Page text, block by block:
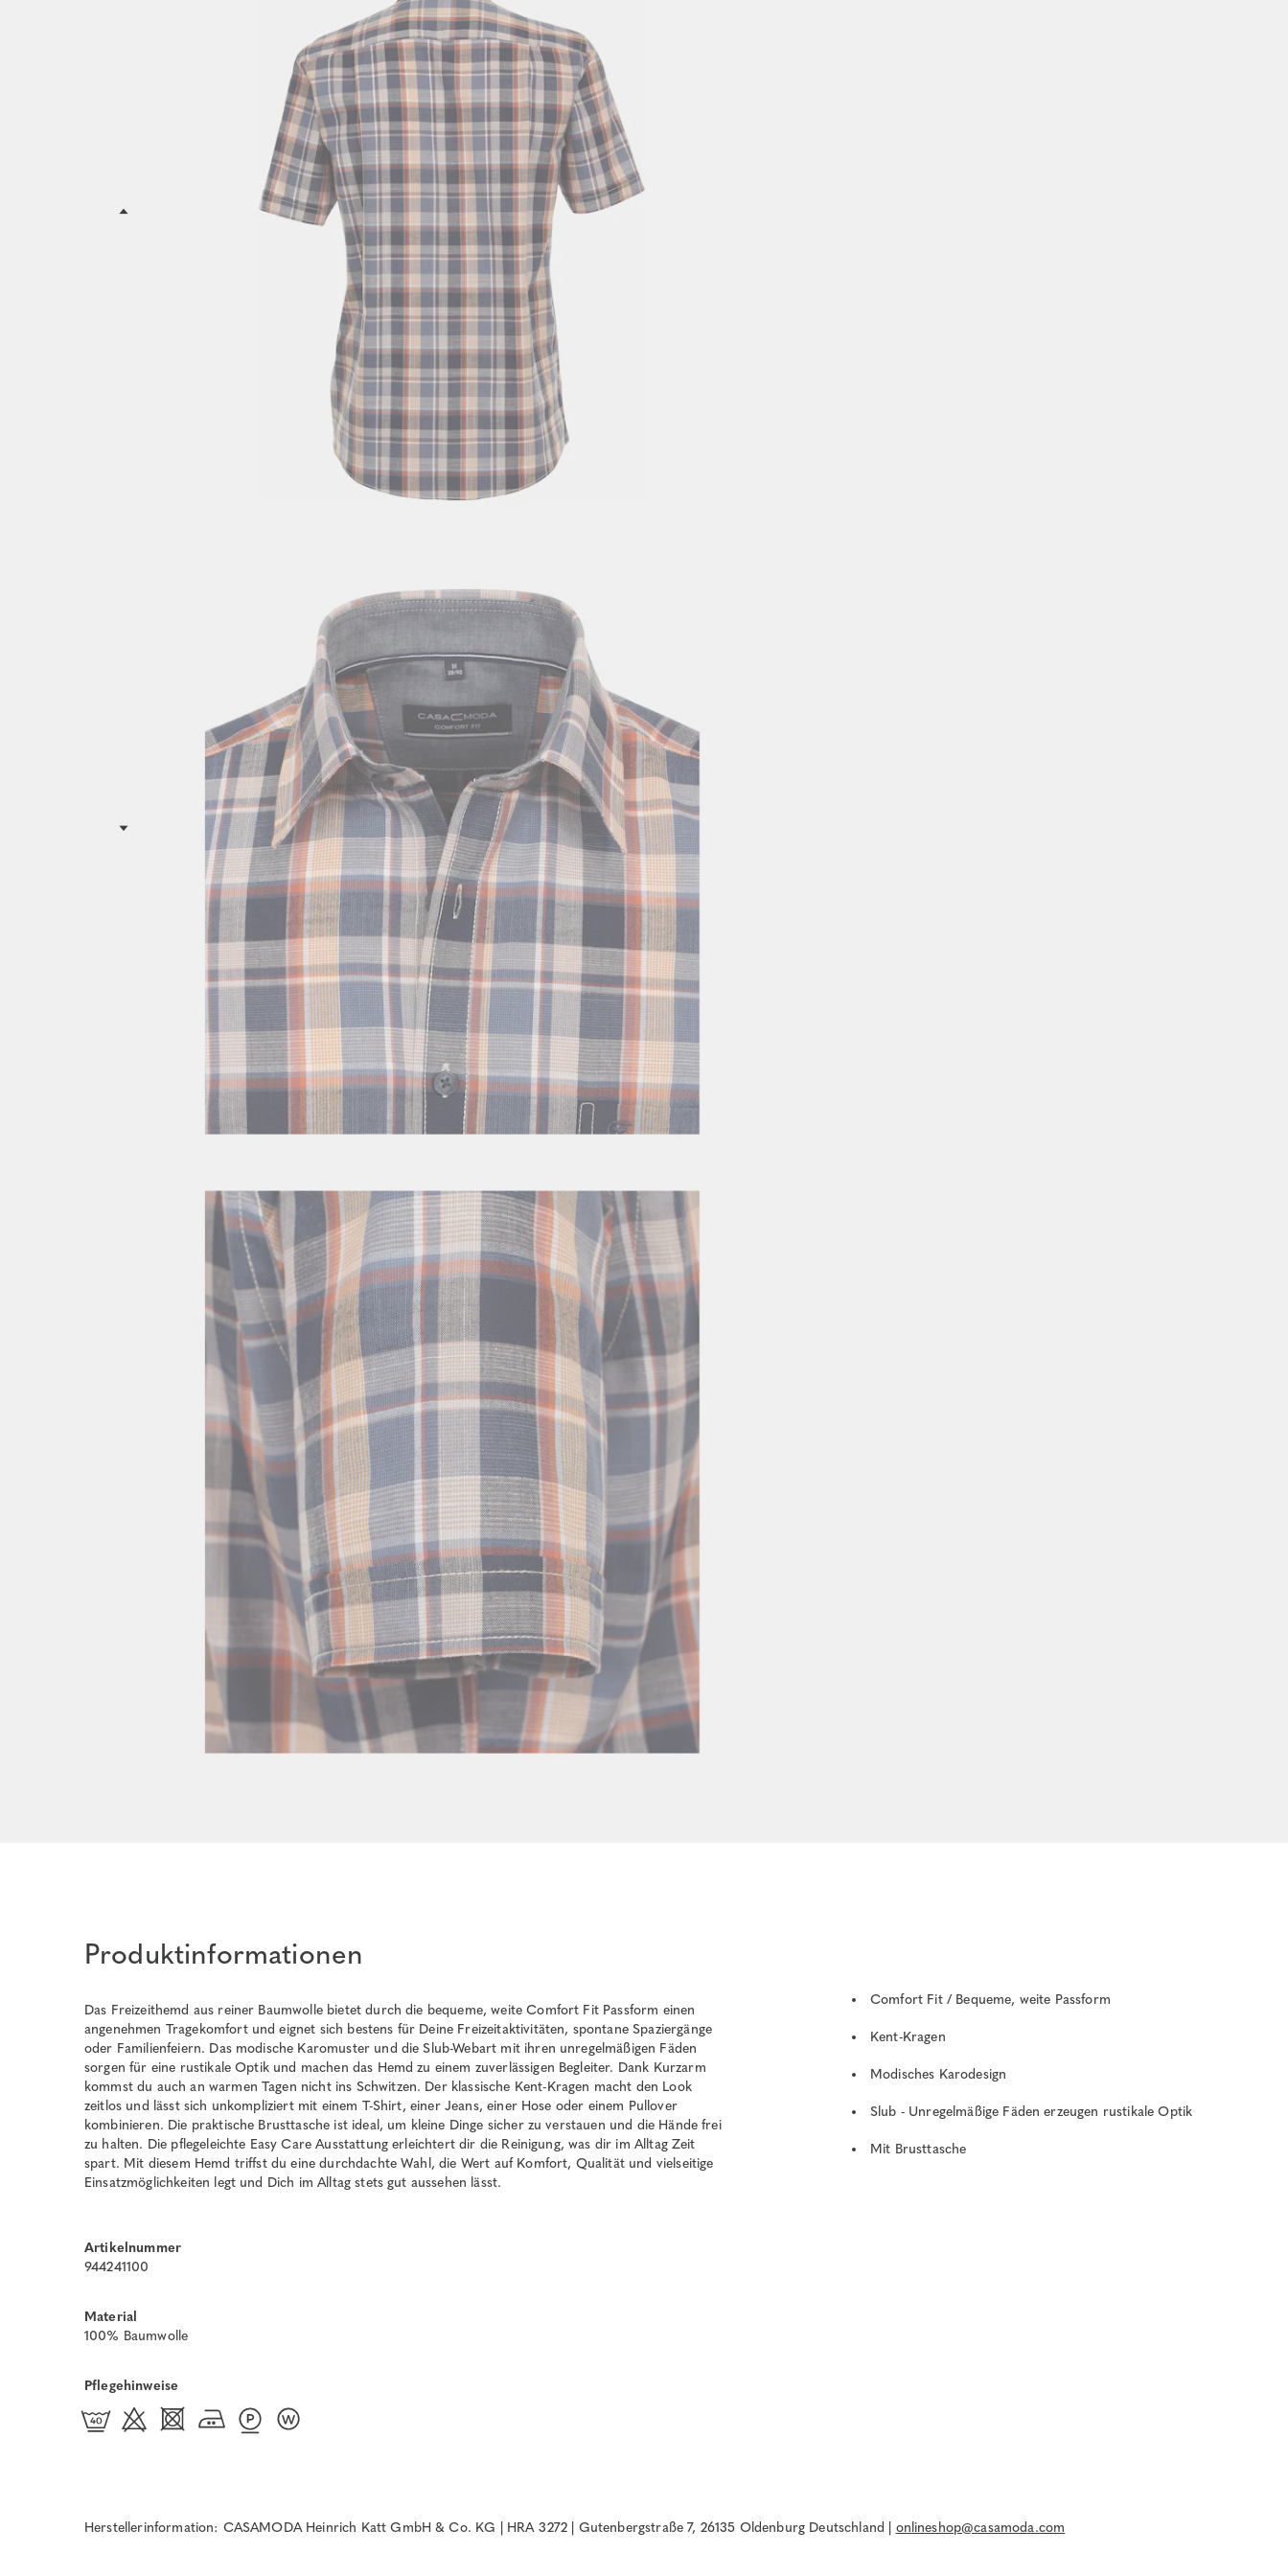
Produktinformationen
Das Freizeithemd aus reiner Baumwolle bietet durch die bequeme, weite Comfort Fit Passform einen
angenehmen Tragekomfort und eignet sich bestens für Deine Freizeitaktivitäten, spontane Spaziergänge
oder Familienfeiern. Das modische Karomuster und die Slub-Webart mit ihren unregelmäßigen Fäden
sorgen für eine rustikale Optik und machen das Hemd zu einem zuverlässigen Begleiter. Dank Kurzarm
kommst du auch an warmen Tagen nicht ins Schwitzen. Der klassische Kent-Kragen macht den Look
zeitlos und lässt sich unkompliziert mit einem T-Shirt, einer Jeans, einer Hose oder einem Pullover
kombinieren. Die praktische Brusttasche ist ideal, um kleine Dinge sicher zu verstauen und die Hände frei
zu halten. Die pflegeleichte Easy Care Ausstattung erleichtert dir die Reinigung, was dir im Alltag Zeit
spart. Mit diesem Hemd triffst du eine durchdachte Wahl, die Wert auf Komfort, Qualität und vielseitige
Einsatzmöglichkeiten legt und Dich im Alltag stets gut aussehen lässt.
Artikelnummer
944241100
Material
100% Baumwolle
Pflegehinweise
Comfort Fit / Bequeme, weite Passform
Kent-Kragen
Modisches Karodesign
Slub - Unregelmäßige Fäden erzeugen rustikale Optik
Mit Brusttasche
Herstellerinformation: CASAMODA Heinrich Katt GmbH & Co. KG | HRA 3272 | Gutenbergstraße 7, 26135 Oldenburg Deutschland | onlineshop@casamoda.com